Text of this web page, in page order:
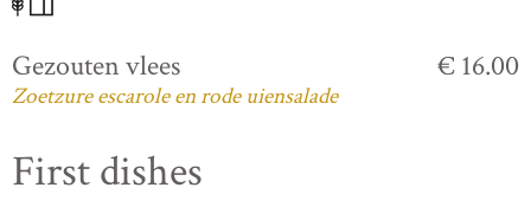
Gezouten vlees
Zoetzure escarole en rode uiensalade
€ 16.00
First dishes